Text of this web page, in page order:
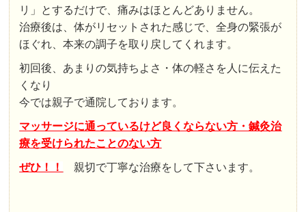
リ」とするだけで、痛みはほとんどありません。
治療後は、体がリセットされた感じで、全身の緊張が
ほぐれ、本来の調子を取り戻してくれます。
初回後、あまりの気持ちよさ・体の軽さを人に伝えた
くなり
今では親子で通院しております。
マッサージに通っているけど良くならない方・鍼灸治
療を受けられたことのない方
ぜひ！！ 親切で丁寧な治療をして下さいます。